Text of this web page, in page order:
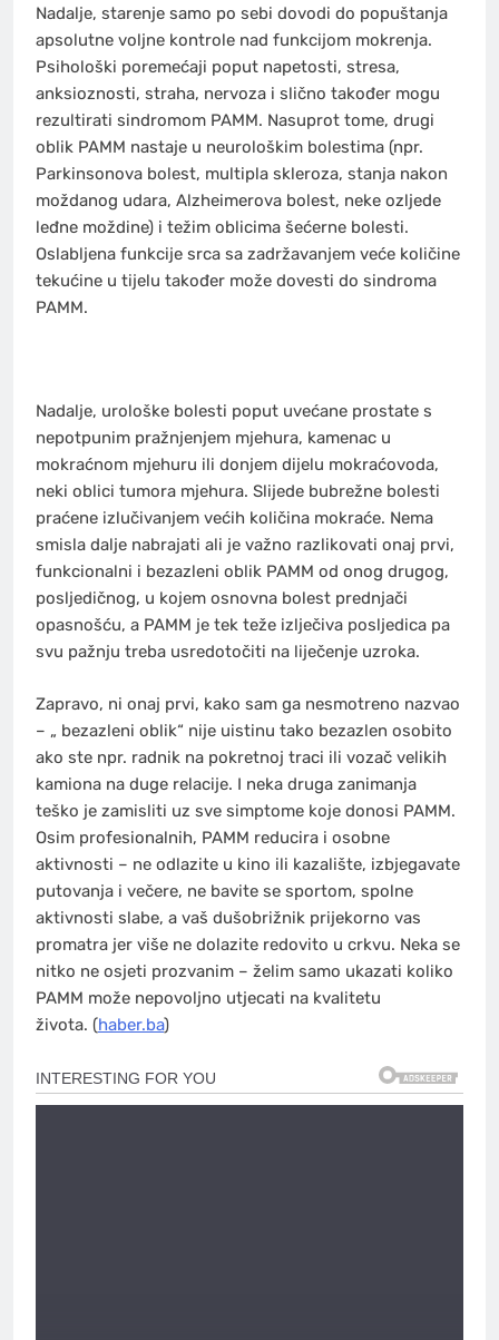
Nadalje, starenje samo po sebi dovodi do popuštanja
apsolutne voljne kontrole nad funkcijom mokrenja.
Psihološki poremećaji poput napetosti, stresa,
anksioznosti, straha, nervoza i slično također mogu
rezultirati sindromom PAMM. Nasuprot tome, drugi
oblik PAMM nastaje u neurološkim bolestima (npr.
Parkinsonova bolest, multipla skleroza, stanja nakon
moždanog udara, Alzheimerova bolest, neke ozljede
leđne moždine) i težim oblicima šećerne bolesti.
Oslabljena funkcije srca sa zadržavanjem veće količine
tekućine u tijelu također može dovesti do sindroma
PAMM.
Nadalje, urološke bolesti poput uvećane prostate s
nepotpunim pražnjenjem mjehura, kamenac u
mokraćnom mjehuru ili donjem dijelu mokraćovoda,
neki oblici tumora mjehura. Slijede bubrežne bolesti
praćene izlučivanjem većih količina mokraće. Nema
smisla dalje nabrajati ali je važno razlikovati onaj prvi,
funkcionalni i bezazleni oblik PAMM od onog drugog,
posljedičnog, u kojem osnovna bolest prednjači
opasnošću, a PAMM je tek teže izlječiva posljedica pa
svu pažnju treba usredotočiti na liječenje uzroka.
Zapravo, ni onaj prvi, kako sam ga nesmotreno nazvao
– „ bezazleni oblik“ nije uistinu tako bezazlen osobito
ako ste npr. radnik na pokretnoj traci ili vozač velikih
kamiona na duge relacije. I neka druga zanimanja
teško je zamisliti uz sve simptome koje donosi PAMM.
Osim profesionalnih, PAMM reducira i osobne
aktivnosti – ne odlazite u kino ili kazalište, izbjegavate
putovanja i večere, ne bavite se sportom, spolne
aktivnosti slabe, a vaš dušobrižnik prijekorno vas
promatra jer više ne dolazite redovito u crkvu. Neka se
nitko ne osjeti prozvanim – želim samo ukazati koliko
PAMM može nepovoljno utjecati na kvalitetu
života. (haber.ba)